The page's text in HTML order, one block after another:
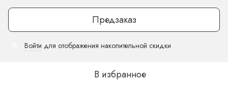
Предзаказ
Войти для отображения накопительной скидки
В избранное